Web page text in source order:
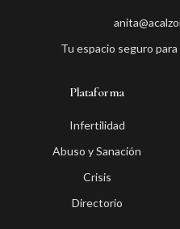
Tu espacio seguro
Plataforma
Infertilidad
Abuso y Sanación
Crisis
Directorio